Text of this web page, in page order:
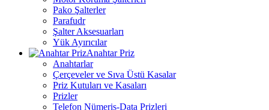
Pako Şalterler
Parafudr
Şalter Aksesuarları
Yük Ayırıcılar
Anahtar Priz
Anahtarlar
Çerçeveler ve Sıva Üstü Kasalar
Priz Kutuları ve Kasaları
Prizler
Telefon Nümeris-Data Prizleri